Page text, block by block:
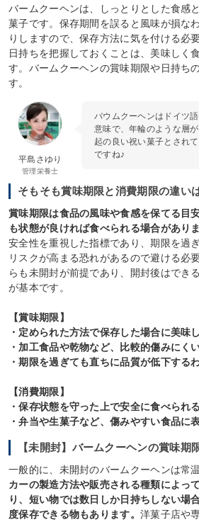
バームクーヘンは、しっとりとした食感
菓子です。保存期間を誤ると風味が損な
りしますので、保存方法に気を付ける必
日持ちを把握しておくことは、美味しく
す。バームクーヘンの賞味期限や日持ち
す。
平島さゆり
管理栄養士
バウムクーヘンはドイツ
意味で、年輪のような層
起の良い祝い菓子とされ
ですね♪
そもそも賞味期限と消費期限の違い
賞味期限は食品の風味や食感を保てる目
も状態が良ければ食べられる場合があり
安全性を重視した指標であり、期限を過
リスクが高まる恐れがあるので避ける必
らも未開封が前提であり、開封後はでき
が基本です。
【賞味期限】
・定められた方法で保存した場合に美味
・加工食品や乾物など、比較的傷みにく
・期限を過ぎても直ちに品質が低下する
【消費期限】
・保存状態を守った上で安全に食べられ
・弁当や生菓子など、傷みやすい食品に
【未開封】バームクーヘンの賞味期
一般的に、未開封のバームクーヘンは常
カーの製造方法や販売される種類によっ
り、短い物では数日しか日持ちしない場
度保存できる物もあります。 洋菓子店や